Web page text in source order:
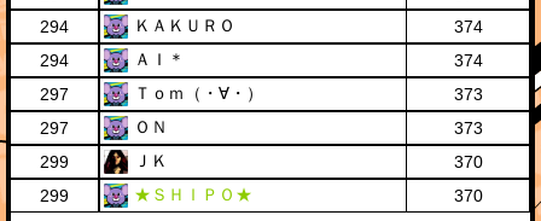
294
ＫＡＫＵＲＯ
374
294
ＡＩ＊
374
297
Ｔｏｍ（・∀・）
373
297
ＯＮ
373
299
ＪＫ
370
299
★ＳＨＩＰＯ★ 370